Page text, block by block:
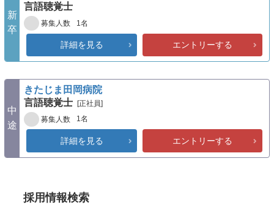
新
卒
言語聴覚士
募集人数 1名
詳細を見る エントリーする
中
途
きたじま田岡病院
言語聴覚士
[正社員]
募集人数
1名
詳細を見る エントリーする
採用情報検索